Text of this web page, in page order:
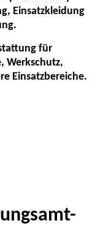
Einsatzkleidung
für
Werkschutz,
Einsatzbereiche.